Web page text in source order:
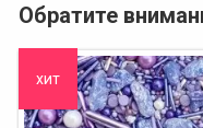
Обратите
хит